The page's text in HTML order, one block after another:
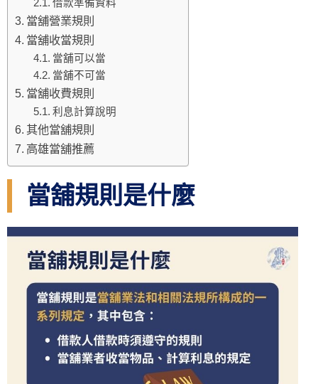
借款準備資料
當舖營業規則
當舖收當規則
當舖可以當
當舖不可當
當舖收費規則
利息計算說明
其他當舖規則
高雄當舖推薦
當舖規則是什麼